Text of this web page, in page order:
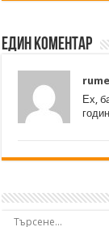
Един коментар
Ех,